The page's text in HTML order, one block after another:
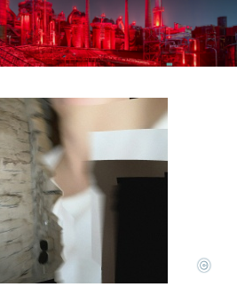
Hochofengruppe in Rot
Copyright:
Photo courtesy of the
TorresFerrer-
©